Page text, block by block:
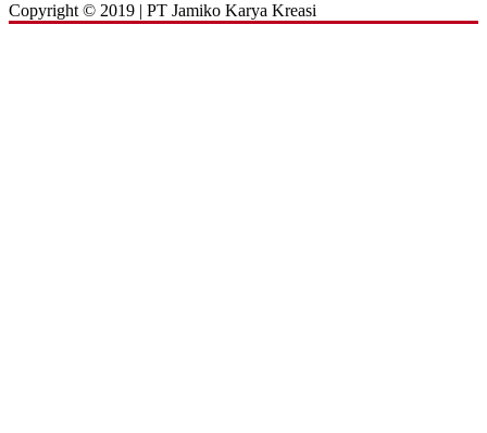
Copyright © 2019 | PT Jamiko Karya Kreasi